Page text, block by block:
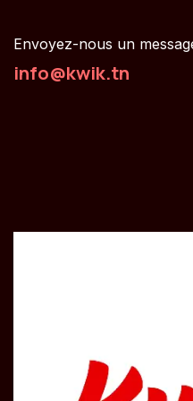
Envoyez-nous un
info@kwik.tn